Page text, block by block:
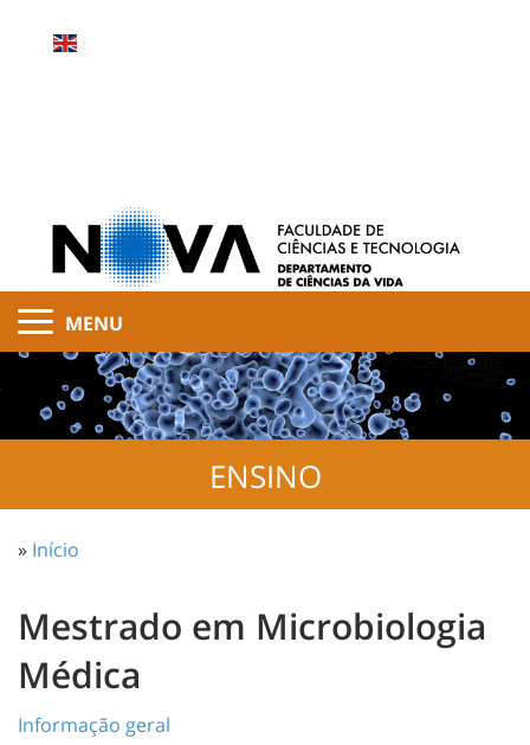
MENU
ENSINO
» Início
Mestrado em Microbiologia
Médica
Informação geral